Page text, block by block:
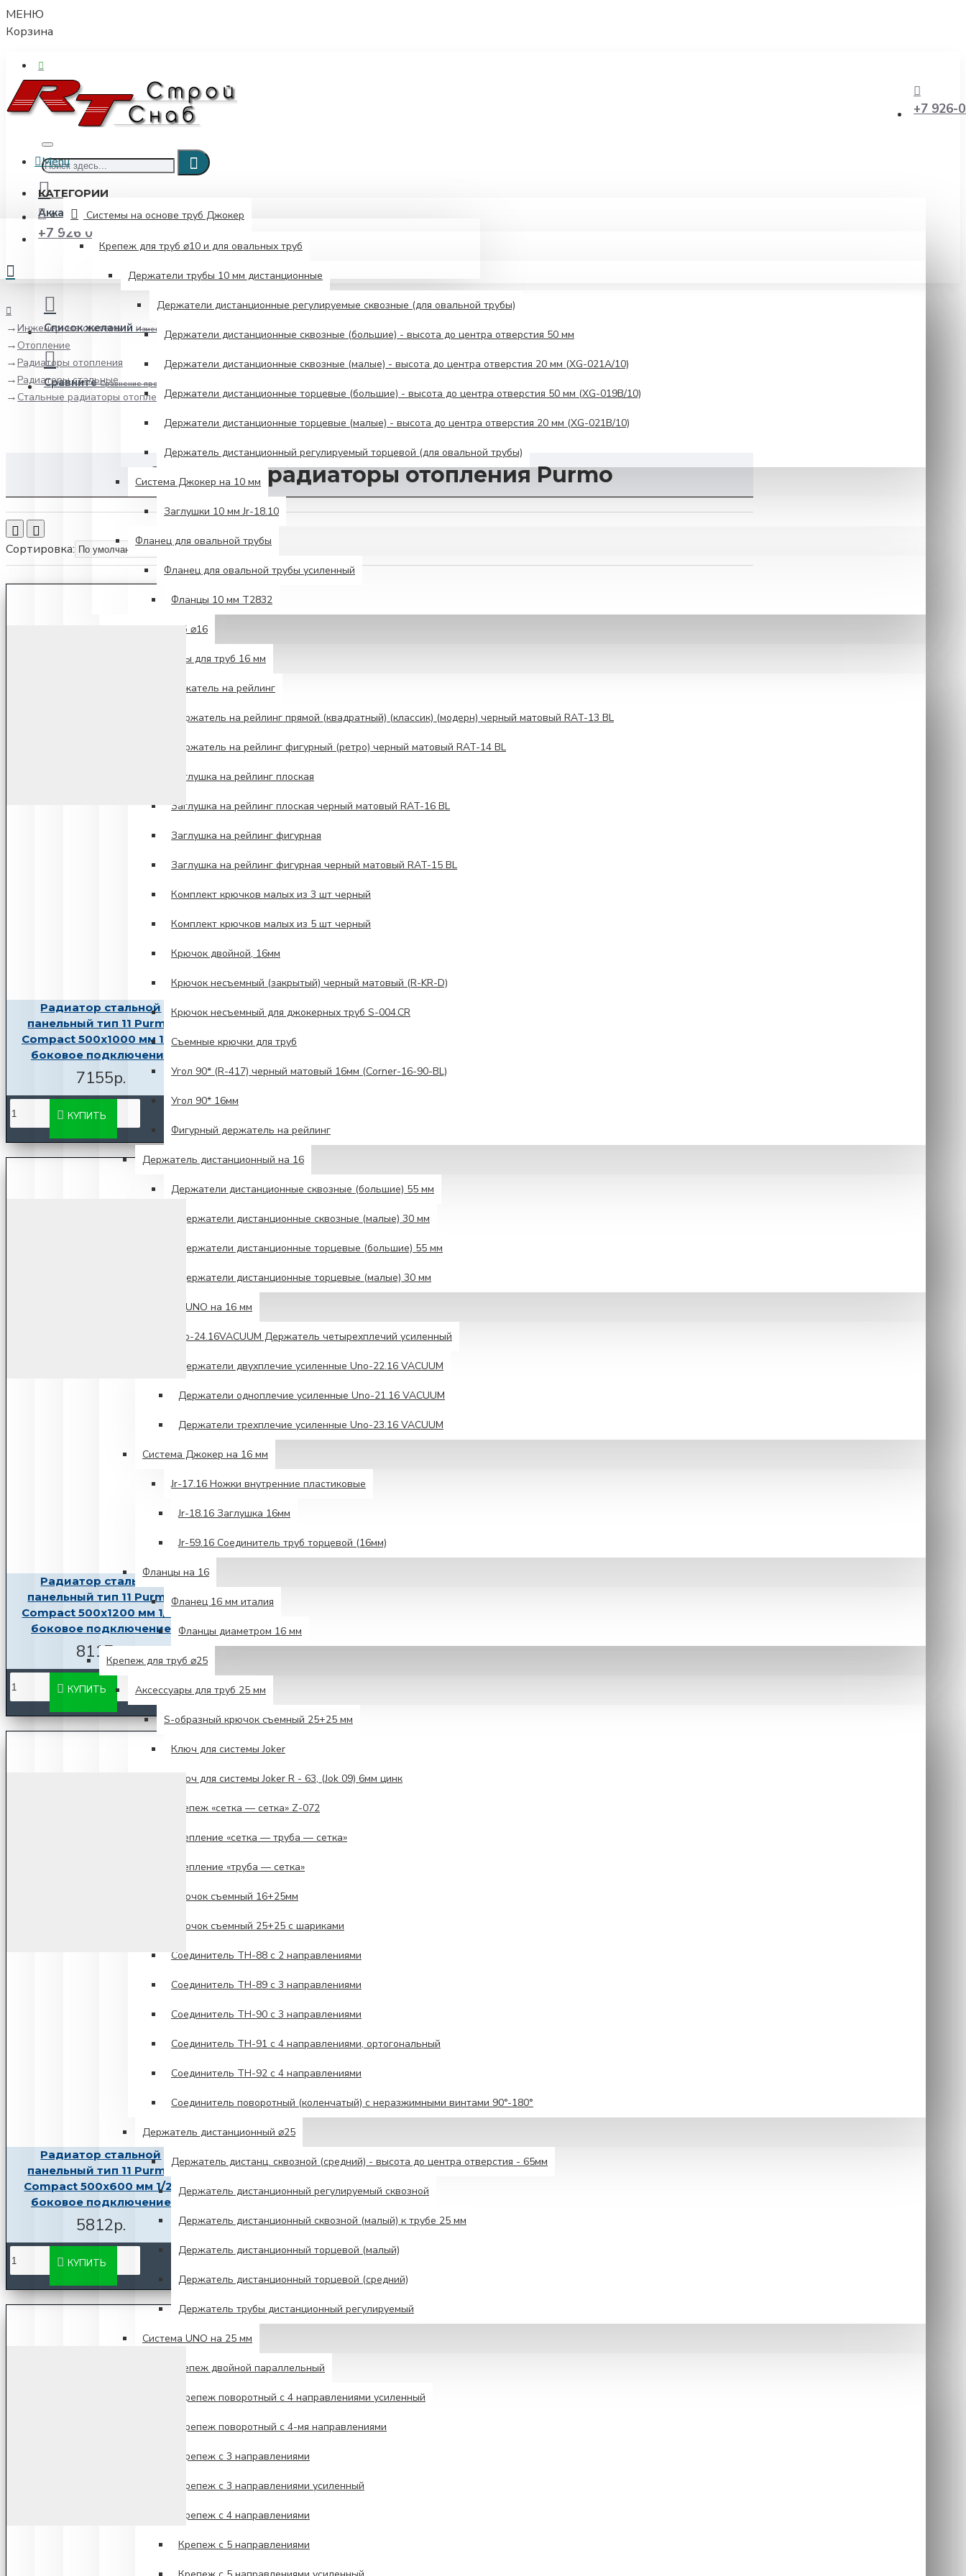
МЕНЮ
Корзина
+7 926-
Аккаунт Войти / Зарегистрироваться
Список желаний Изменить свой список желаний
СравнитеСравнение продуктов
Menu
КАТЕГОРИИ
Системы на основе труб Джокер
Крепеж для труб ⌀10 и для овальных труб
Держатели трубы 10 мм дистанционные
Держатели дистанционные регулируемые сквозные (для овальной трубы)
Держатели дистанционные сквозные (большие) - высота до центра отверстия 50 мм
Держатели дистанционные сквозные (малые) - высота до центра отверстия 20 мм (XG-021A/10)
Держатели дистанционные торцевые (большие) - высота до центра отверстия 50 мм (XG-019B/10)
Держатели дистанционные торцевые (малые) - высота до центра отверстия 20 мм (XG-021B/10)
Держатель дистанционный регулируемый торцевой (для овальной трубы)
Система Джокер на 10 мм
Заглушки 10 мм Jr-18.10
Фланец для овальной трубы
Фланец для овальной трубы усиленный
Фланцы 10 мм Т2832
Крепеж для труб ⌀16
Аксессуары для труб 16 мм
Держатель на рейлинг
Держатель на рейлинг прямой (квадратный) (классик) (модерн) черный матовый RAT-13 BL
Держатель на рейлинг фигурный (ретро) черный матовый RAT-14 BL
Заглушка на рейлинг плоская
Заглушка на рейлинг плоская черный матовый RAT-16 BL
Заглушка на рейлинг фигурная
Заглушка на рейлинг фигурная черный матовый RAT-15 BL
Комплект крючков малых из 3 шт черный
Комплект крючков малых из 5 шт черный
Крючок двойной, 16мм
Крючок несъемный (закрытый) черный матовый (R-KR-D)
Крючок несъемный для джокерных труб S-004.CR
Съемные крючки для труб
Угол 90* (R-417) черный матовый 16мм (Corner-16-90-BL)
Угол 90* 16мм
Фигурный держатель на рейлинг
Держатель дистанционный на 16
Держатели дистанционные сквозные (большие) 55 мм
Держатели дистанционные сквозные (малые) 30 мм
Держатели дистанционные торцевые (большие) 55 мм
Держатели дистанционные торцевые (малые) 30 мм
Система UNO на 16 мм
Unо-24.16VACUUM Держатель четырехплечий усиленный
Держатели двухплечие усиленные Unо-22.16 VACUUM
Держатели одноплечие усиленные Uno-21.16 VACUUM
Держатели трехплечие усиленные Unо-23.16 VACUUM
Система Джокер на 16 мм
Jr-17.16 Ножки внутренние пластиковые
Jr-18.16 Заглушка 16мм
Jr-59.16 Соединитель труб торцевой (16мм)
Фланцы на 16
Фланец 16 мм италия
Фланцы диаметром 16 мм
Крепеж для труб ⌀25
Аксессуары для труб 25 мм
S-образный крючок съемный 25+25 мм
Ключ для системы Joker
Ключ для системы Joker R - 63, (Jok 09) 6мм цинк
Крепеж «сетка — сетка» Z-072
Крепление «сетка — труба — сетка»
Крепление «труба — сетка»
Крючок съемный 16+25мм
Крючок съемный 25+25 с шариками
Соединитель TH-88 с 2 направлениями
Соединитель TH-89 с 3 направлениями
Соединитель TH-90 с 3 направлениями
Соединитель TH-91 с 4 направлениями, ортогональный
Соединитель TH-92 с 4 направлениями
Соединитель поворотный (коленчатый) с неразжимными винтами 90°-180°
Держатель дистанционный ⌀25
Держатель дистанц. сквозной (средний) - высота до центра отверстия - 65мм
Держатель дистанционный регулируемый сквозной
Держатель дистанционный сквозной (малый) к трубе 25 мм
Держатель дистанционный торцевой (малый)
Держатель дистанционный торцевой (средний)
Держатель трубы дистанционный регулируемый
Система UNO на 25 мм
Крепеж двойной параллельный
Крепеж поворотный с 4 направлениями усиленный
Крепеж поворотный с 4-мя направлениями
Крепеж с 3 направлениями
Крепеж с 3 направлениями усиленный
Крепеж с 4 направлениями
Крепеж с 5 направлениями
+7 926 052-00-08
Инженерные системы
Отопление
Радиаторы отопления
Радиаторы стальные
Стальные радиаторы отопления Purmo
Стальные радиаторы отопления Purmo
Сортировка:
Радиатор стальной
панельный тип 11 Purmo
Compact 500х1000 мм 1/2"
боковое подключение
7155р.
КУПИТЬ
Радиатор стальной
панельный тип 11 Purmo
Compact 500х1200 мм 1/2"
боковое подключение
8117р.
КУПИТЬ
Радиатор стальной
панельный тип 11 Purmo
Compact 500х600 мм 1/2"
боковое подключение
5812р.
КУПИТЬ